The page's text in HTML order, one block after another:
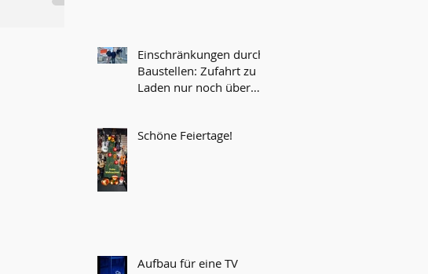
Einschränkungen durch
Baustellen: Zufahrt zu
Laden nur noch über
Schöne Feiertage!
Aufbau für eine TV